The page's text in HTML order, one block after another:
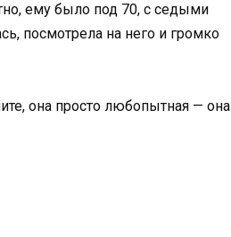
ему было под 70, с седыми
посмотрела на него и громко
она просто любопытная — она